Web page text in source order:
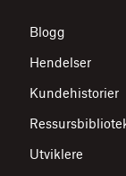
Blogg
Hendelser
Kundehistorier
Utviklere